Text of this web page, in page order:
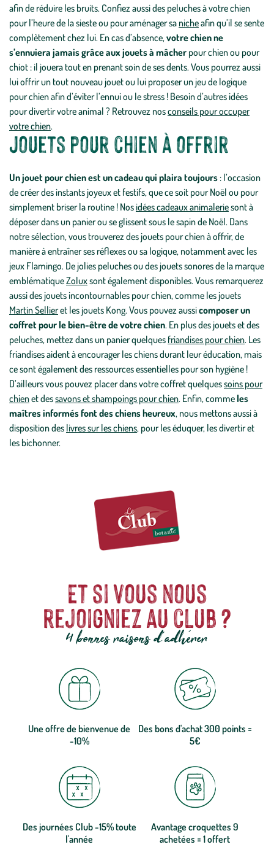
afin de réduire les bruits. Confiez aussi des peluches à votre chien
pour l’heure de la sieste ou pour aménager sa nicheafin qu’il se sente
complètement chez lui. En cas d’absence,votre chien ne
s’ennuiera jamais grâce aux jouets à mâcher pour chien ou pour
chiot : il jouera tout en prenant soin de ses dents. Vous pourrez aussi
lui offrir un tout nouveau jouet ou lui proposer un jeu de logique
pour chien afin d’éviter l’ennui ou le stress ! Besoin d’autres idées
pour divertir votre animal ? Retrouvez nosconseils pour occuper
votre chien.
Jouets pour chien à offrir
Un jouet pour chien est un cadeau qui plaira toujours : l’occasion
de créer des instants joyeux et festifs, que ce soit pour Noël ou pour
simplement briser la routine ! Nosidées cadeaux animaleriesont à
déposer dans un panier ou se glissent sous le sapin de Noël. Dans
notre sélection, vous trouverez des jouets pour chien à offrir, de
manière à entraîner ses réflexes ou sa logique, notamment avec les
jeux Flamingo. De jolies peluches ou des jouets sonores de la marque
emblématiqueZoluxsont également disponibles. Vous remarquerez
aussi des jouets incontournables pour chien, comme les jouets
Martin Sellieret les jouets Kong. Vous pouvez aussicomposer un
coffret pour le bien-être de votre chien. En plus des jouets et des
peluches, mettez dans un panier quelques friandises pour chien. Les
friandises aident à encourager les chiens durant leur éducation, mais
ce sont également des ressources essentielles pour son hygiène !
D’ailleurs vous pouvez placer dans votre coffret quelquessoins pour
chienet dessavons et shampoings pour chien. Enfin, comme les
maîtres informés font des chiens heureux, nous mettons aussi à
disposition des livres sur les chiens, pour les éduquer, les divertir et
les bichonner.
Et si vous nous
rejoigniez au club ?
4 bonnes raisons d'adhérer
Une offre de bienvenue de
-10%
Des bons d'achat 300 points =
5€
Des journées Club -15% toute
l'année
Avantage croquettes 9
achetées = 1 offert